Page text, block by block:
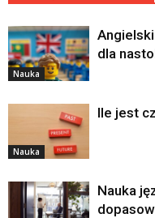
Nauka
dla
Nauka
Ile jest
Nauka